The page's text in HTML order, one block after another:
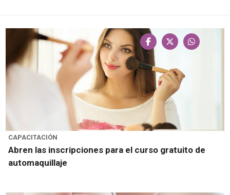
CAPACITACIÓN
Abren las inscripciones para el curso gratuito de
automaquillaje